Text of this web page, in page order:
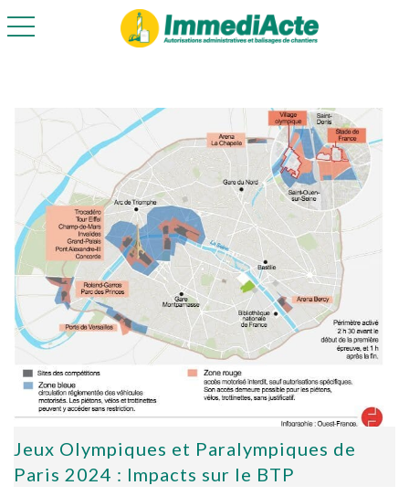
toggle navigation
Jeux Olympiques et Paralympiques de
Paris 2024 : Impacts sur le BTP